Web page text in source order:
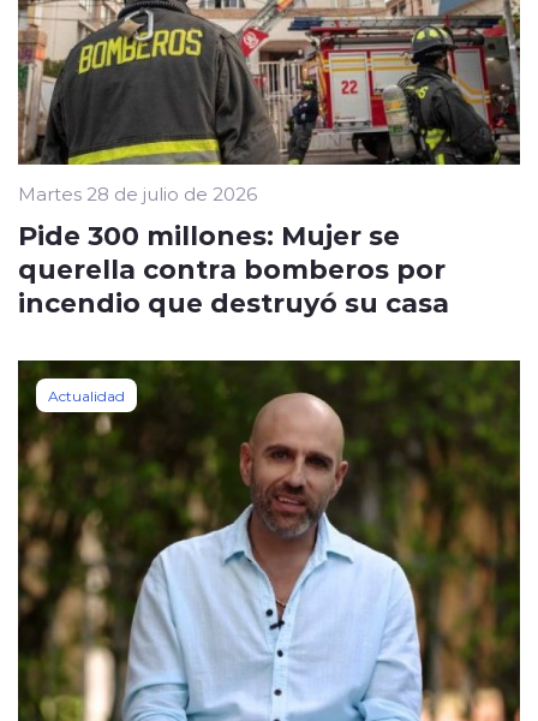
Martes 28 de julio de 2026
Pide 300 millones: Mujer se
querella contra bomberos por
incendio que destruyó su casa
Actualidad